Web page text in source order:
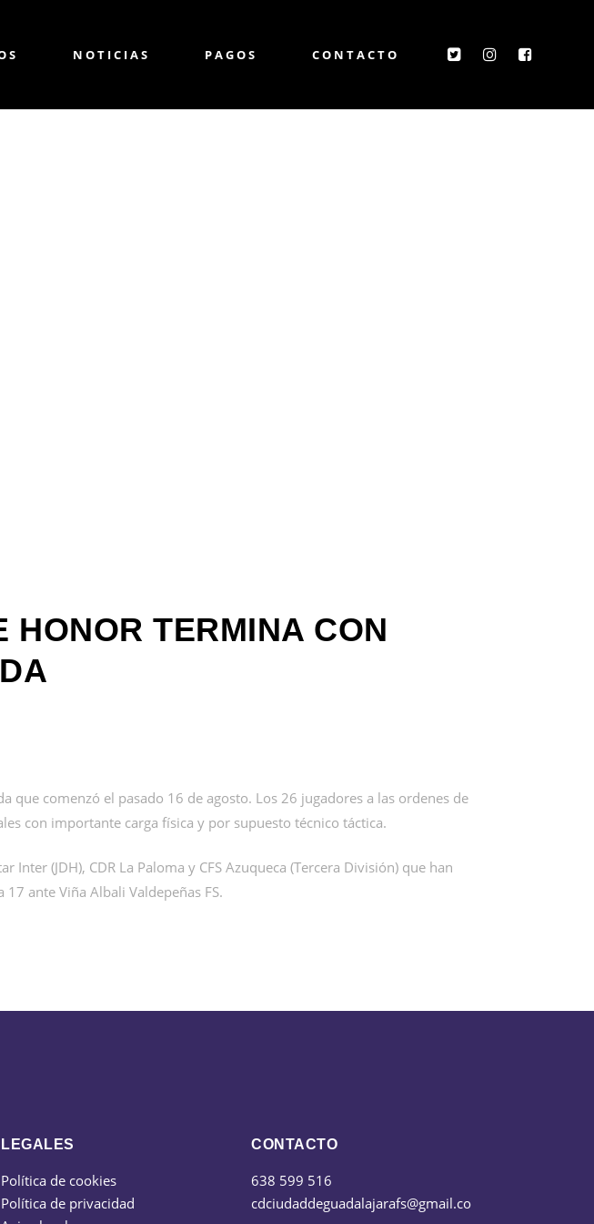
NOTICIAS PAGOS CONTACTO
HONOR TERMINA CON
comenzó el pasado 16 de agosto. Los 26 jugadores a las ordenes de
con importante carga física y por supuesto técnico táctica.
(JDH), CDR La Paloma y CFS Azuqueca (Tercera División) que han
ante Viña Albali Valdepeñas FS.
LEGALES
Política de cookies
Política de privacidad
CONTACTO
638 599 516
cdciudaddeguadalajarafs@gmail.co